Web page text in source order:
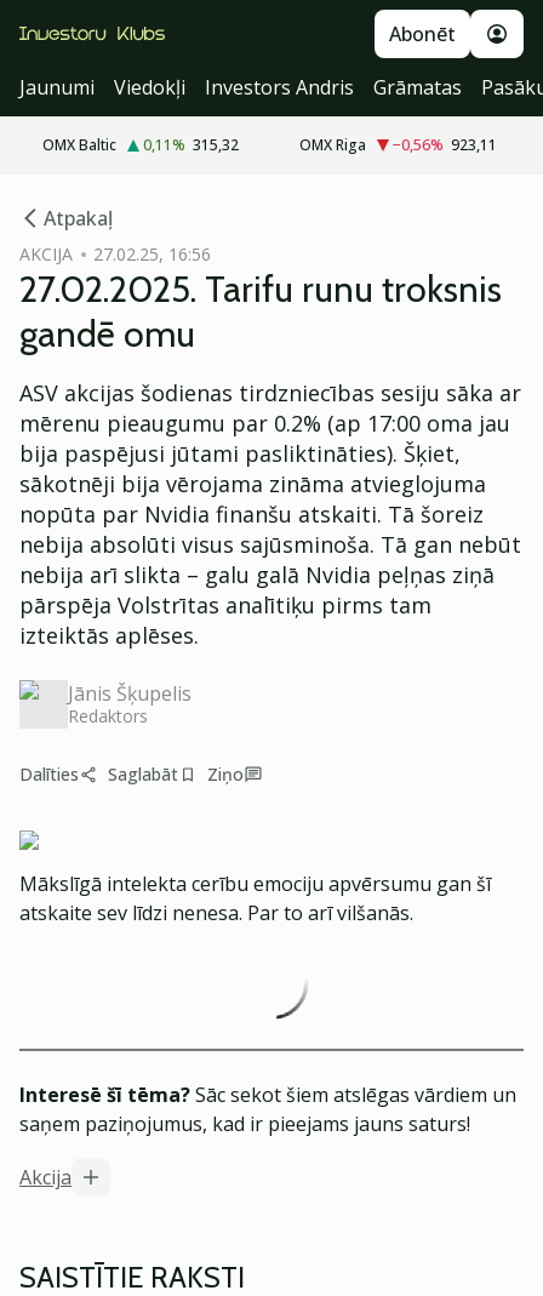
Abonēt
Jaunumi
Viedokļi Investors Andris Grāmatas
OMX Baltic 0,11% 315,32 OMX Riga −0,56% 923,11
Atpakaļ
AKCIJA 27.02.25, 16:56
27.02.2025. Tarifu runu troksnis
gandē omu
ASV akcijas šodienas tirdzniecības sesiju sāka ar
mērenu pieaugumu par 0.2% (ap 17:00 oma jau
bija paspējusi jūtami pasliktināties). Šķiet,
sākotnēji bija vērojama zināma atvieglojuma
nopūta par Nvidia finanšu atskaiti. Tā šoreiz
nebija absolūti visus sajūsminoša. Tā gan nebūt
nebija arī slikta – galu galā Nvidia peļņas ziņā
pārspēja Volstrītas analītiķu pirms tam
izteiktās aplēses.
Jānis Šķupelis
Redaktors
Dalīties Saglabāt Ziņo
Mākslīgā intelekta cerību emociju apvērsumu gan šī
atskaite sev līdzi nenesa. Par to arī vilšanās.
Interesē šī tēma?Sāc sekot šiem atslēgas vārdiem un
saņem paziņojumus, kad ir pieejams jauns saturs!
Akcija
SAISTĪTIE RAKSTI